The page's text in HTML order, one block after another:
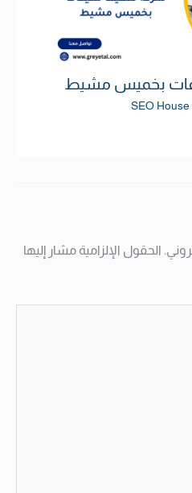
بخميس مشيط
SEO House
الحقول الإلزامية مشار إليها